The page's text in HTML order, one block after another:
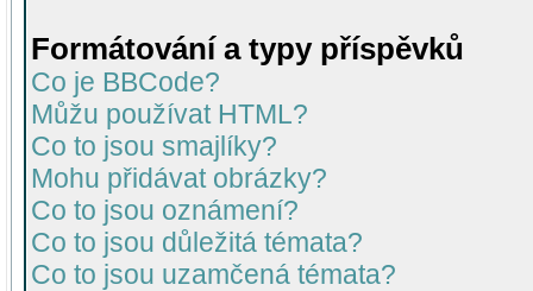
Formátování a typy příspěvků
Co je BBCode?
Můžu používat HTML?
Co to jsou smajlíky?
Mohu přidávat obrázky?
Co to jsou oznámení?
Co to jsou důležitá témata?
Co to jsou uzamčená témata?